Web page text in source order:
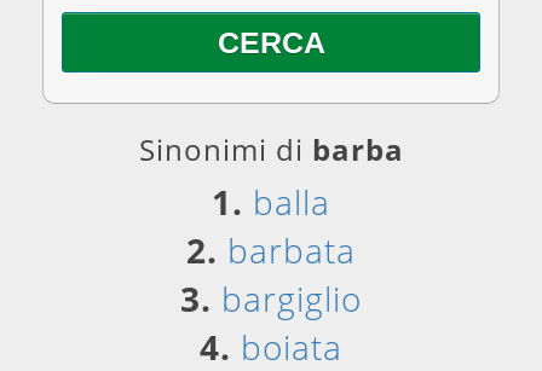
Sinonimi di barba
1. balla
2. barbata
3. bargiglio
4. boiata